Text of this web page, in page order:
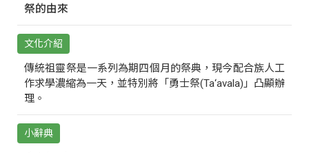
祭的由來
文化介紹
傳統祖靈祭是一系列為期四個月的祭典，現今配合族人工
作求學濃縮為一天，並特別將「勇士祭(Ta‘avala)」凸顯辦
理。
小辭典